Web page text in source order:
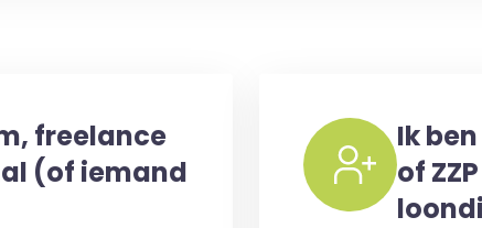
freelance
(of iemand
Ik
of